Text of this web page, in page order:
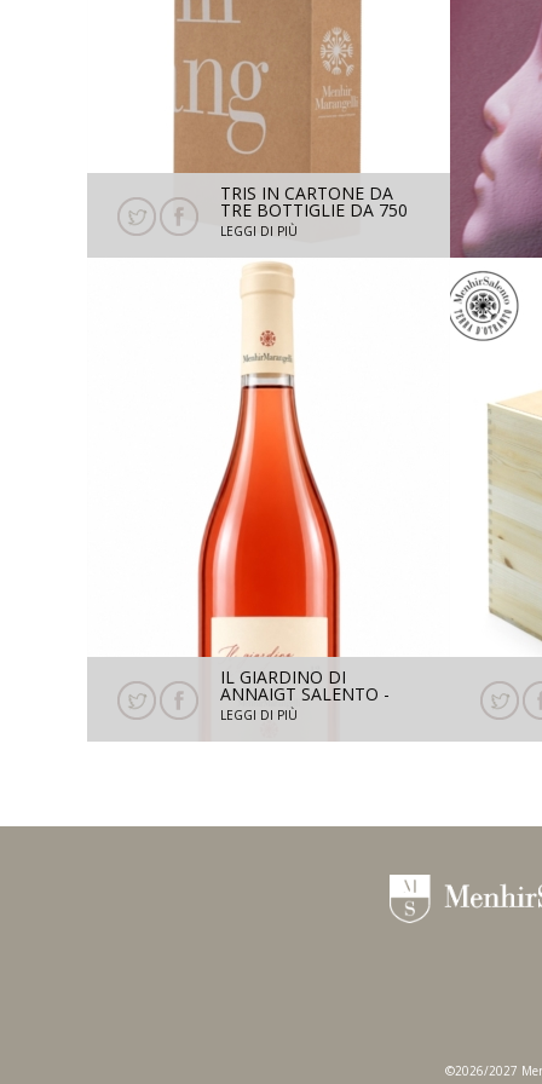
TRIS IN CARTONE DA
TRE BOTTIGLIE DA 750
MENHIR MARANGELLI
LEGGI DI PIÙ
IL GIARDINO DI
ANNAIGT SALENTO -
NEGROAMARO 2025-
750ML
LEGGI DI PIÙ
©2026/2027